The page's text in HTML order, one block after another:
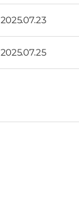
2025.07.23
2025.07.25